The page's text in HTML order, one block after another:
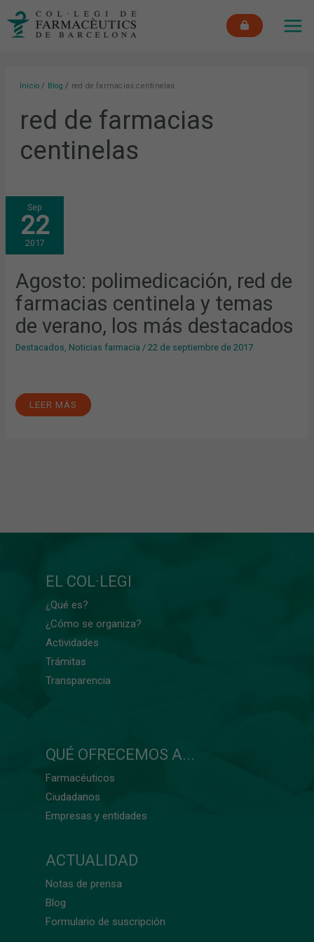
Inicio Blog red de farmacias centinelas
red de farmacias
centinelas
Sep
22
2017
Agosto: polimedicación, red de
farmacias centinela y temas
de verano, los más destacados
Destacados Noticias farmacia /22 de septiembre de 2017
AGOSTO:
POLIMEDICACIÓN,
RED
DE
FARMACIAS
CENTINELA
Y
VERANO,
LOS
MÁS
DESTACADOS
LEER MÁS
EL COL·LEGI
¿Qué es?
¿Cómo se organiza?
Actividades
Trámitas
Transparencia
QUÉ OFRECEMOS A...
Farmacéuticos
Ciudadanos
Empresas y entidades
ACTUALIDAD
Notas de prensa
Blog
Formulario de suscripción